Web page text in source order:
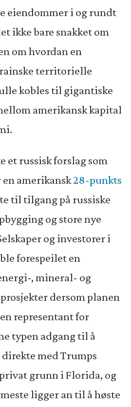
eiendommer i og rundt
ikke bare snakket om
om hvordan en
territorielle
kobles til gigantiske
amerikansk kapital
et russisk forslag som
amerikansk28-punkts
til tilgang på russiske
og store nye
og investorer i
forespeilet en
, mineral- og
dersom planen
representant for
typen adgang til å
med Trumps
grunn i Florida, og
ligger an til å høste